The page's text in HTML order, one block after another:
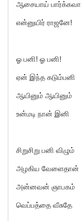
ஆசையாய் பார்க்கவா
என்னுயிர் ராஜனே!
ஓ பனி! ஓ பனி!
ஏன் இந்த கடும்பனி
ஆயினும் ஆயினும்
உன்மடி நான் இனி
சிறுசிறு பனி விழும்
அழகிய வேளைதான்
அன்னவன் ஞாபகம்
வெப்பத்தை வீசுதே